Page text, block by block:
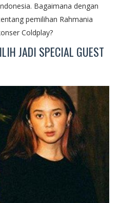
Bagaimana dengan
pemilihan Rahmania
Coldplay?
JADI SPECIAL GUEST